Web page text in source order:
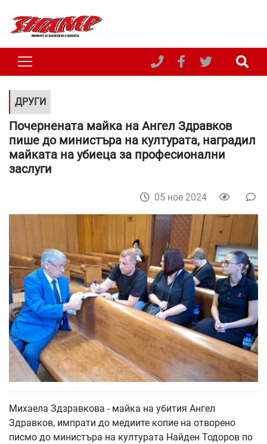
ДРУГИ
Почернената майка на Ангел Здравков
пише до министъра на културата, наградил
майката на убиеца за професионални
заслуги
05 ное 2024
Михаела Здзравкова - майка на убития Ангел
Здравков, импрати до медиите копие на отворено
писмо до министъра на културата Найден Тодоров по